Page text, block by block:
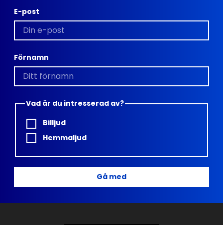
E-post
Förnamn
Vad är du intresserad av?
Billjud
Hemmaljud
Gå med